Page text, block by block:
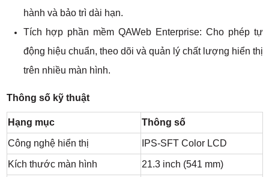
hành và bảo trì dài hạn.
Tích hợp phần mềm QAWeb Enterprise: Cho phép tự
động hiệu chuẩn, theo dõi và quản lý chất lượng hiển thị
trên nhiều màn hình.
Thông số kỹ thuật
Hạng mục Thông số
Công nghệ hiển thị IPS-SFT Color LCD
Kích thước màn hình 21.3 inch (541 mm)